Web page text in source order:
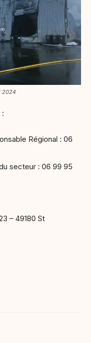
2024
Régional : 06
secteur : 06 99 95
– 49180 St